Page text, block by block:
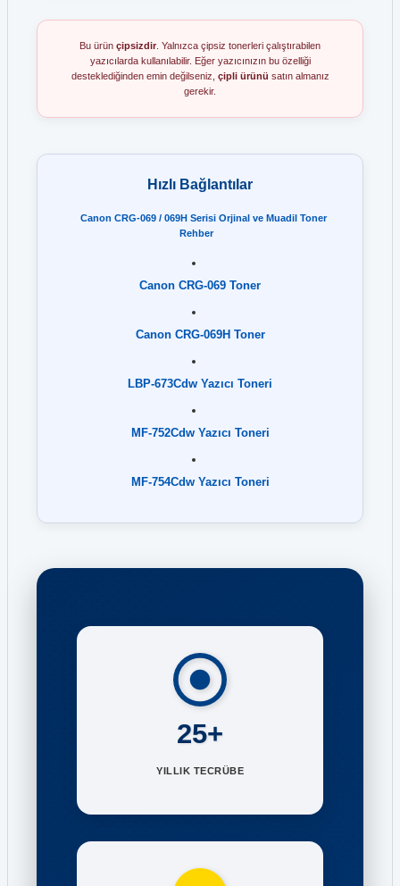
Bu ürün çipsizdir . Yalnızca çipsiz tonerleri çalıştırabilen
yazıcılarda kullanılabilir. Eğer yazıcınızın bu özelliği
desteklediğinden emin değilseniz, çipli ürünü satın almanız
gerekir.
Hızlı Bağlantılar
Canon CRG-069 / 069H Serisi Orjinal ve Muadil Toner
Rehber
Canon CRG-069 Toner
Canon CRG-069H Toner
LBP-673Cdw Yazıcı Toneri
MF-752Cdw Yazıcı Toneri
MF-754Cdw Yazıcı Toneri
25+
YILLIK TECRÜBE